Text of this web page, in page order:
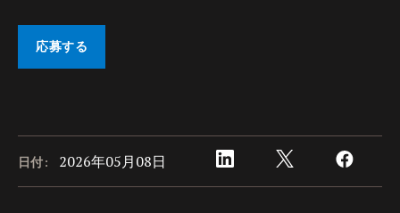
応募する
日付: 2026年05月08日